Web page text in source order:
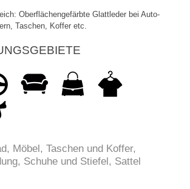
Oberflächengefärbte Glattleder bei Auto-
Taschen, Koffer etc.
Möbel, Taschen und Koffer,
Schuhe und Stiefel, Sattel